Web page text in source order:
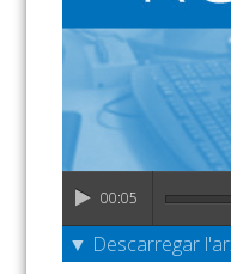
00:05
▼ Descarregar